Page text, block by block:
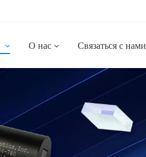
О нас Связаться с нами